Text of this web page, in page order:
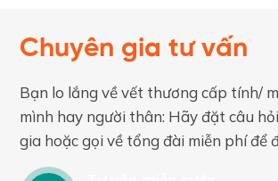
Chuyên gia tư vấn
Bạn lo lắng về vết thương cấp tính/
mình hay người thân: Hãy đặt câu
gia hoặc gọi về tổng đài miễn phí để